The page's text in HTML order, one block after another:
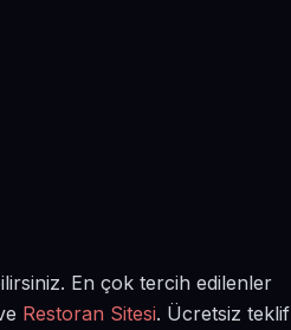
En çok tercih edilenler
Restoran Sitesi. Ücretsiz teklif